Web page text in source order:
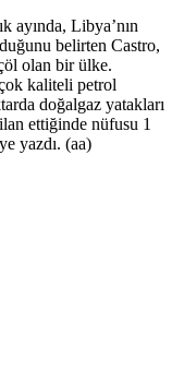
ayında, Libya’nın
belirten Castro,
olan bir ülke.
kaliteli petrol
doğalgaz yatakları
ilan ettiğinde nüfusu 1
yazdı. (aa)